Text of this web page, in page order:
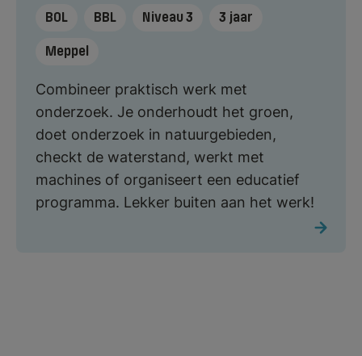
BOL BBL Niveau 3 3 jaar
Meppel
Combineer praktisch werk met
onderzoek. Je onderhoudt het groen,
doet onderzoek in natuurgebieden,
checkt de waterstand, werkt met
machines of organiseert een educatief
programma. Lekker buiten aan het werk!